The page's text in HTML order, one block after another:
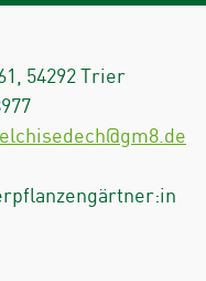
54292 Trier